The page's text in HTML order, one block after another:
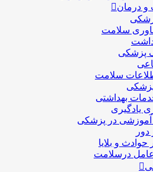
و درمان
سلامت
پزشکی
سلامت
پزشکی
بهداشتی
یادگیری
آموزشی در پزشکی
و بلایا
درسلامت